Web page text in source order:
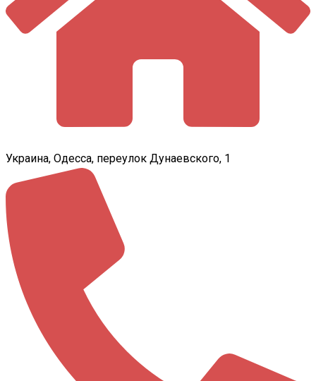
Украина, Одесса, переулок Дунаевского, 1